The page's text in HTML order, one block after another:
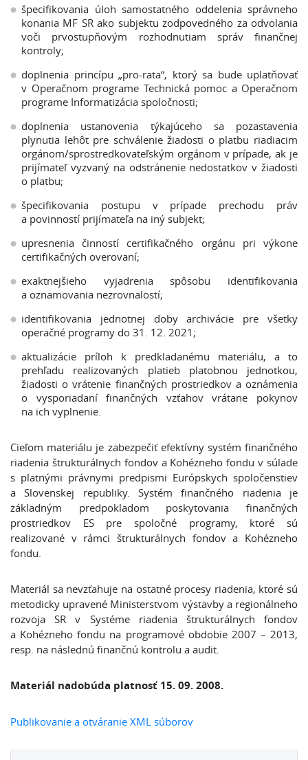
špecifikovania úloh samostatného oddelenia správneho
konania MF SR ako subjektu zodpovedného za odvolania
voči prvostupňovým rozhodnutiam správ finančnej
kontroly;
doplnenia princípu „pro-rata“, ktorý sa bude uplatňovať
v Operačnom programe Technická pomoc a Operačnom
programe Informatizácia spoločnosti;
doplnenia ustanovenia týkajúceho sa pozastavenia
plynutia lehôt pre schválenie žiadosti o platbu riadiacim
orgánom/sprostredkovateľským orgánom v prípade, ak je
prijímateľ vyzvaný na odstránenie nedostatkov v žiadosti
o platbu;
špecifikovania postupu v prípade prechodu práv
a povinností prijímateľa na iný subjekt;
upresnenia činností certifikačného orgánu pri výkone
certifikačných overovaní;
exaktnejšieho vyjadrenia spôsobu identifikovania
a oznamovania nezrovnalostí;
identifikovania jednotnej doby archivácie pre všetky
operačné programy do 31. 12. 2021;
aktualizácie príloh k predkladanému materiálu, a to
prehľadu realizovaných platieb platobnou jednotkou,
žiadosti o vrátenie finančných prostriedkov a oznámenia
o vysporiadaní finančných vzťahov vrátane pokynov
na ich vyplnenie.
Cieľom materiálu je zabezpečiť efektívny systém finančného
riadenia štrukturálnych fondov a Kohézneho fondu v súlade
s platnými právnymi predpismi Európskych spoločenstiev
a Slovenskej republiky. Systém finančného riadenia je
základným predpokladom poskytovania finančných
prostriedkov ES pre spoločné programy, ktoré sú
realizované v rámci štrukturálnych fondov a Kohézneho
fondu.
Materiál sa nevzťahuje na ostatné procesy riadenia, ktoré sú
metodicky upravené Ministerstvom výstavby a regionálneho
rozvoja SR v Systéme riadenia štrukturálnych fondov
a Kohézneho fondu na programové obdobie 2007 – 2013,
resp. na následnú finančnú kontrolu a audit.
Materiál nadobúda platnosť 15. 09. 2008.
Publikovanie a otváranie XML súborov